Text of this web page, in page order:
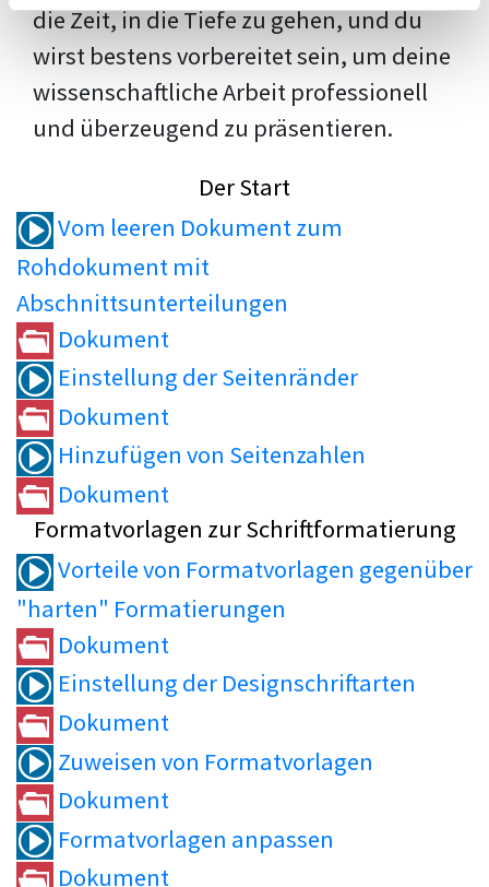
die Zeit, in die Tiefe zu gehen, und du
wirst bestens vorbereitet sein, um deine
wissenschaftliche Arbeit professionell
und überzeugend zu präsentieren.
Der Start
Vom leeren Dokument zum
Rohdokument mit
Abschnittsunterteilungen
Dokument
Einstellung der Seitenränder
Dokument
Hinzufügen von Seitenzahlen
Dokument
Formatvorlagen zur Schriftformatierung
Vorteile von Formatvorlagen gegenüber
"harten" Formatierungen
Dokument
Einstellung der Designschriftarten
Dokument
Zuweisen von Formatvorlagen
Dokument
Formatvorlagen anpassen
Dokument